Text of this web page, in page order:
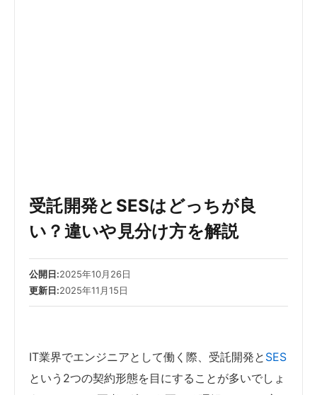
受託開発とSESはどっちが良
い？違いや見分け方を解説
公開日:2025年10月26日
更新日:2025年11月15日
IT業界でエンジニアとして働く際、受託開発と SES
という2つの契約形態を目にすることが多いでしょ